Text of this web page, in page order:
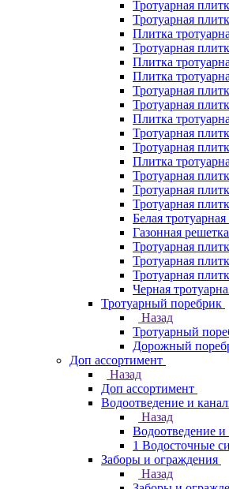
Тротуарная
Тротуарная
Плитка
Тротуарная
Плитка
Плитка
Тротуарная
Тротуарная
Плитка
Тротуарная
Тротуарная
Плитка
Тротуарная
Тротуарная
Тротуарная
Белая
Газонная решетка
Тротуарная
Тротуарная
Тротуарная
Черная
Тротуарный поребрик
Назад
Тротуарный
Дорожный
Доп ассортимент
Назад
Доп ассортимент
Водоотведение и
Назад
Водоотведение и
1 Водосточные
Заборы и ограждения
Назад